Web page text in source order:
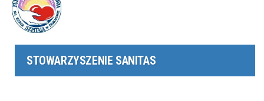
STOWARZYSZENIE SANITAS